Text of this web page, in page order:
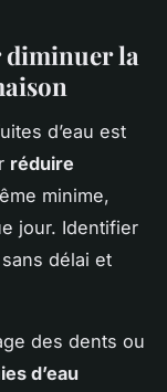
diminuer la
d’eau est
réduire
minime,
jour. Identifier
délai et
des dents ou
d’eau